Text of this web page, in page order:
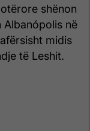
shënon
Albanópolis në
midis
të Leshit.